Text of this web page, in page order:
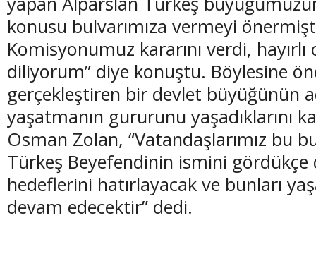
konusu bulvarımıza vermeyi
Komisyonumuz kararını verdi, hayırlı
diliyorum” diye konuştu. Böylesine
gerçekleştiren bir devlet büyüğünün
yaşatmanın gururunu yaşadıklarını
Osman Zolan, “Vatandaşlarımız bu
Türkeş Beyefendinin ismini gördükçe
hedeflerini hatırlayacak ve bunları
devam edecektir” dedi.